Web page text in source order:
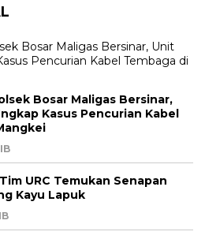
Bosar Maligas Bersinar,
Kasus Pencurian Kabel
URC Temukan Senapan
Kayu Lapuk